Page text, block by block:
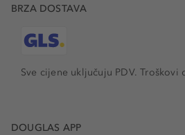
BRZA DOSTAVA
Sve cijene uključuju PDV.Troškovi
DOUGLAS APP